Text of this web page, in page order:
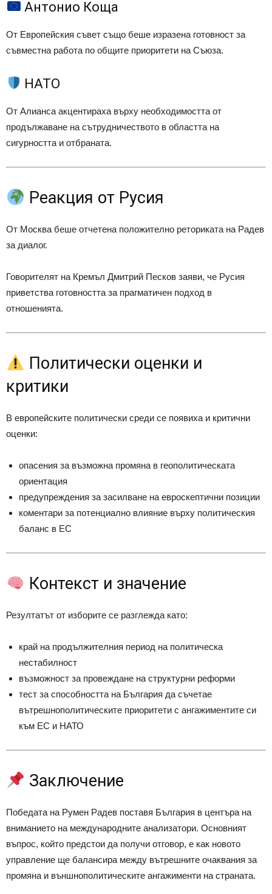
Антонио Коща
От Европейския съвет също беше изразена готовност за
съвместна работа по общите приоритети на Съюза.
НАТО
От Алианса акцентираха върху необходимостта от
продължаване на сътрудничеството в областта на
сигурността и отбраната.
Реакция от Русия
От Москва беше отчетена положително реториката на Радев
за диалог.
Говорителят на Кремъл Дмитрий Песков заяви, че Русия
приветства готовността за прагматичен подход в
отношенията.
Политически оценки и
критики
В европейските политически среди се появиха и критични
оценки:
опасения за възможна промяна в геополитическата
ориентация
предупреждения за засилване на евроскептични позиции
коментари за потенциално влияние върху политическия
баланс в ЕС
Контекст и значение
Резултатът от изборите се разглежда като:
край на продължителния период на политическа
нестабилност
възможност за провеждане на структурни реформи
тест за способността на България да съчетае
вътрешнополитическите приоритети с ангажиментите си
към ЕС и НАТО
Заключение
Победата на Румен Радев поставя България в центъра на
вниманието на международните анализатори. Основният
въпрос, който предстои да получи отговор, е как новото
управление ще балансира между вътрешните очаквания за
промяна и външнополитическите ангажименти на страната.